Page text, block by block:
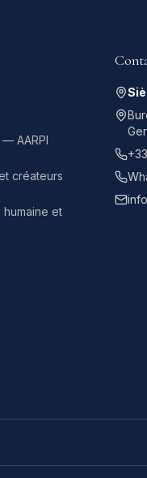
AARPI
créateurs
et